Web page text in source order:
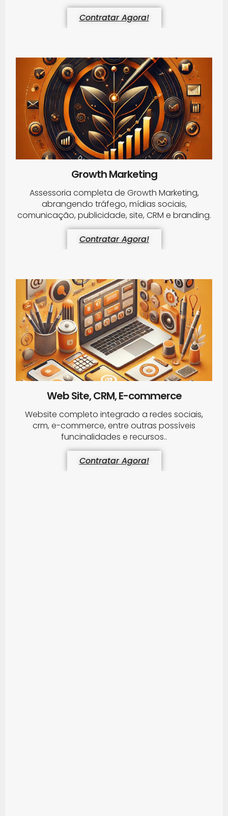
Contratar Agora!
Growth Marketing
Assessoria completa de Growth Marketing,
abrangendo tráfego, mídias sociais,
comunicação, publicidade, site, CRM e branding.
Contratar Agora!
Web Site, CRM, E-commerce
Website completo integrado a redes sociais,
crm, e-commerce, entre outras possíveis
funcinalidades e recursos..
Contratar Agora!